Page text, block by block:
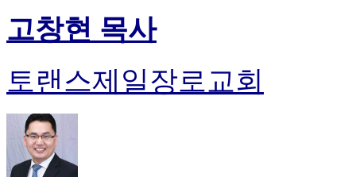
고창현 목사
토랜스제일장로교회